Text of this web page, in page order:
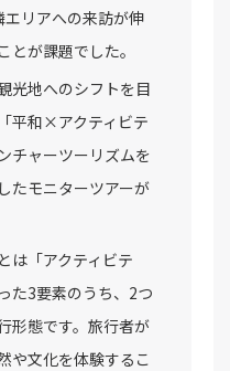
リアへの来訪が伸
とが課題でした。
光地へのシフトを目
平和×アクティビテ
チャーツーリズムを
たモニターツアーが
は「アクティビテ
た3要素のうち、2つ
形態です。旅行者が
や文化を体験するこ